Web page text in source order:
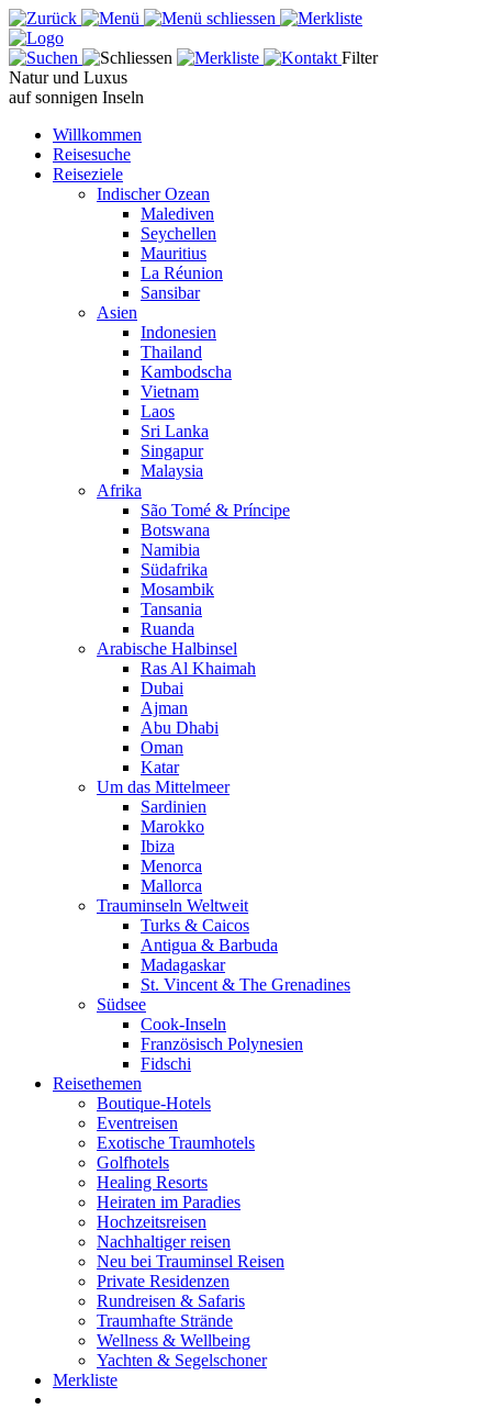
Filter
Natur und Luxus
auf sonnigen Inseln
Willkommen
Reisesuche
Reiseziele
Indischer Ozean
Malediven
Seychellen
Mauritius
La Réunion
Sansibar
Asien
Indonesien
Thailand
Kambodscha
Vietnam
Laos
Sri Lanka
Singapur
Malaysia
Afrika
São Tomé & Príncipe
Botswana
Namibia
Südafrika
Mosambik
Tansania
Ruanda
Arabische Halbinsel
Ras Al Khaimah
Dubai
Ajman
Abu Dhabi
Oman
Katar
Um das Mittelmeer
Sardinien
Marokko
Ibiza
Menorca
Mallorca
Trauminseln Weltweit
Turks & Caicos
Antigua & Barbuda
Madagaskar
St. Vincent & The Grenadines
Südsee
Cook-Inseln
Französisch Polynesien
Fidschi
Reisethemen
Boutique-Hotels
Eventreisen
Exotische Traumhotels
Golfhotels
Healing Resorts
Heiraten im Paradies
Hochzeitsreisen
Nachhaltiger reisen
Neu bei Trauminsel Reisen
Private Residenzen
Rundreisen & Safaris
Traumhafte Strände
Wellness & Wellbeing
Yachten & Segelschoner
Merkliste